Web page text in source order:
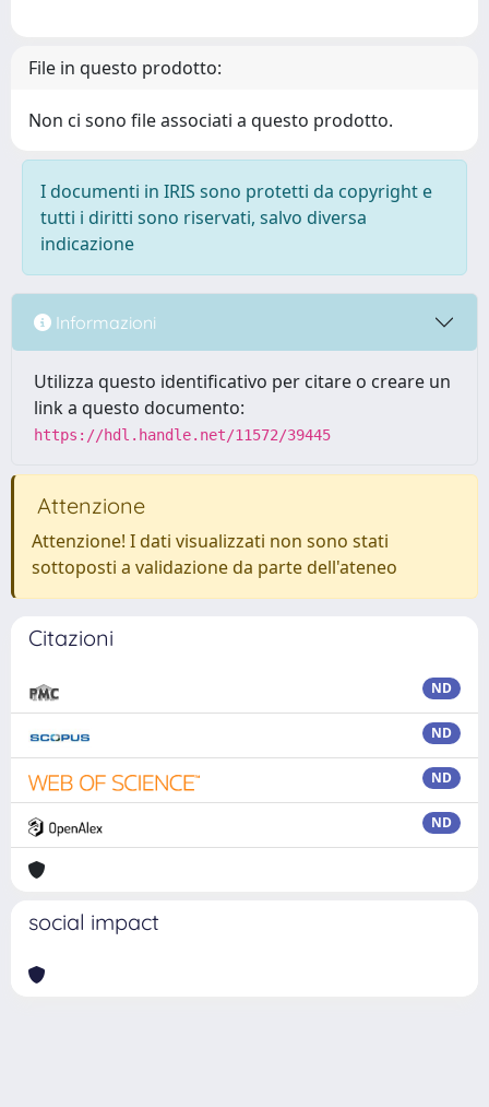
File in questo prodotto:
Non ci sono file associati a questo prodotto.
I documenti in IRIS sono protetti da copyright e
tutti i diritti sono riservati, salvo diversa
indicazione
Informazioni
Utilizza questo identificativo per citare o creare un
link a questo documento:
https://hdl.handle.net/11572/39445
Attenzione
Attenzione! I dati visualizzati non sono stati
sottoposti a validazione da parte dell'ateneo
Citazioni
ND
ND
ND
ND
social impact